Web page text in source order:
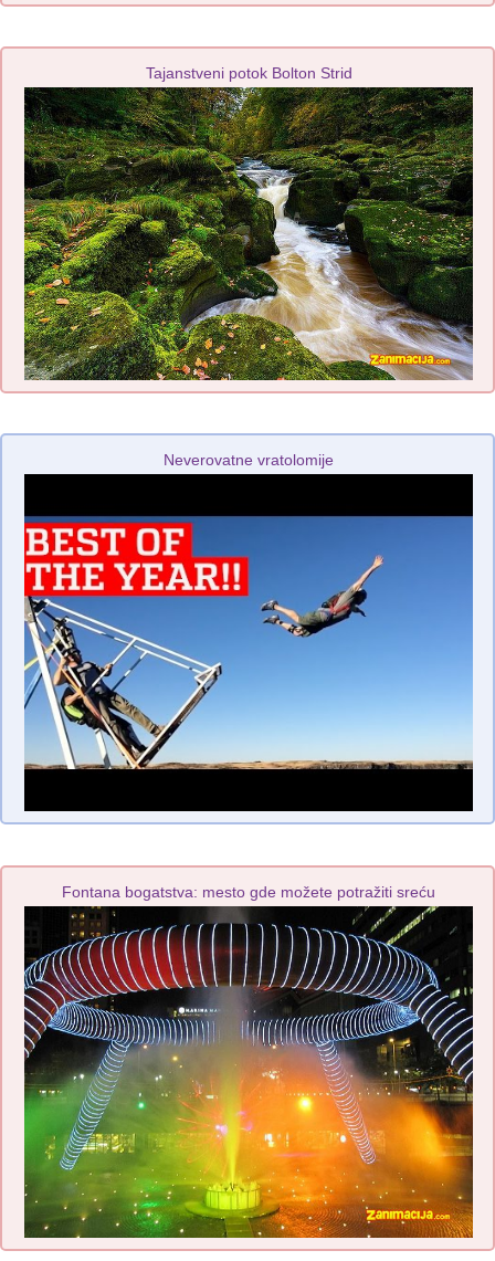
Tajanstveni potok Bolton Strid
Neverovatne vratolomije
Fontana bogatstva: mesto gde možete potražiti sreću